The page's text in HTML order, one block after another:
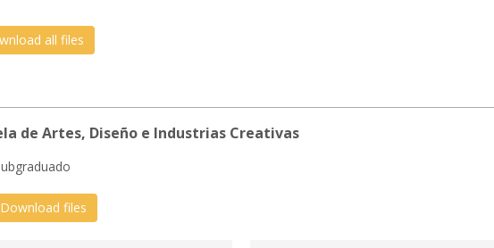
all files
de Artes, Diseño e Industrias Creativas
Download files